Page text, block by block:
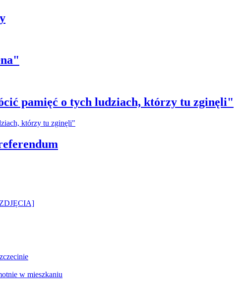
pamięć o tych ludziach, którzy tu zginęli"
w mieszkaniu